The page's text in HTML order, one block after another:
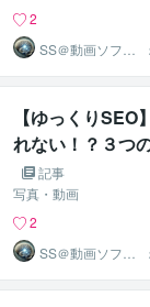
2
SS＠動画ソフト
ウェアエンジニ
ア
【ゆっくり
れない！？３つ
ます記事
写真・動画
2
SS＠動画ソフト
ウェアエンジニ
ア